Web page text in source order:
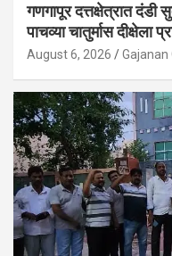
गणगापूर दत्तक्षेत्रात दंडी
पाचव्या चातुर्मास दीक्षेला
August 6, 2026 Gajanan